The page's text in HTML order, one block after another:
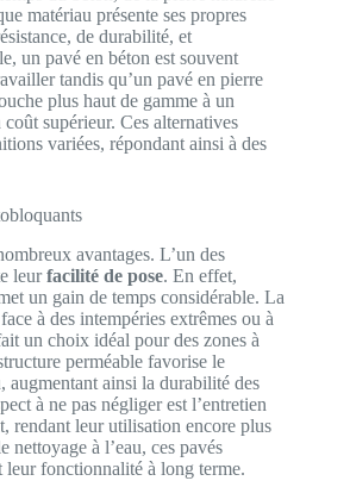
matériau présente ses propres
de durabilité, et
un pavé en béton est souvent
tandis qu’un pavé en pierre
plus haut de gamme à un
supérieur. Ces alternatives
variées, répondant ainsi à des
avantages. L’un des
leurfacilité de pose. En effet,
un gain de temps considérable. La
à des intempéries extrêmes ou à
un choix idéal pour des zones à
perméable favorise le
augmentant ainsi la durabilité des
à ne pas négliger est l’entretien
rendant leur utilisation encore plus
nettoyage à l’eau, ces pavés
leur fonctionnalité à long terme.